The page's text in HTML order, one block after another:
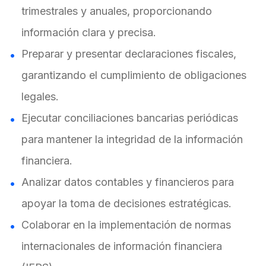
trimestrales y anuales, proporcionando
información clara y precisa.
Preparar y presentar declaraciones fiscales,
garantizando el cumplimiento de obligaciones
legales.
Ejecutar conciliaciones bancarias periódicas
para mantener la integridad de la información
financiera.
Analizar datos contables y financieros para
apoyar la toma de decisiones estratégicas.
Colaborar en la implementación de normas
internacionales de información financiera